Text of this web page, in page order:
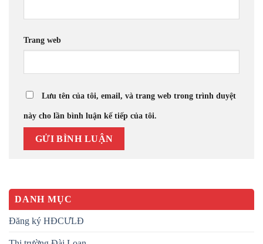
Trang web
Lưu tên của tôi, email, và trang web trong trình duyệt
này cho lần bình luận kế tiếp của tôi.
DANH MỤC
Đăng ký HĐCƯLĐ